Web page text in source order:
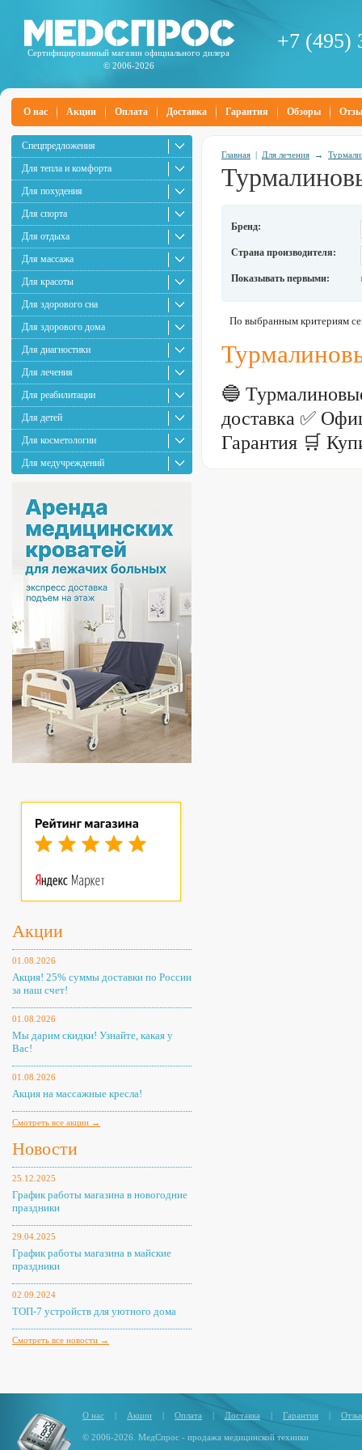
Сертифицированный магазин официального дилера
© 2006-2026
+7 (495)
О нас Акции Оплата Доставка Гарантия Обзоры
Спецпредложения
Для тепла и комфорта
Для похудения
Для спорта
Для отдыха
Для массажа
Для красоты
Для здорового сна
Для здорового дома
Для диагностики
Для лечения
Для реабилитации
Для детей
Для косметологии
Для медучреждений
Акции
01.08.2026
Акция! 25% суммы доставки по России
за наш счет!
01.08.2026
Мы дарим скидки! Узнайте, какая у
Вас!
01.08.2026
Акция на массажные кресла!
Смотреть все акции →
Новости
25.12.2025
График работы магазина в новогодние
праздники
29.04.2025
График работы магазина в майские
праздники
02.09.2024
ТОП-7 устройств для уютного дома
Смотреть все новости →
Главная | Для лечения →
Бренд:
Страна производителя:
Показывать первыми:
По выбранным критериям
🔵
доставка ✅
Гарантия 🛒
О нас | Акции | Оплата | Доставка | Гарантия |
© 2006-2026. МедСпрос - продажа медицинской техники